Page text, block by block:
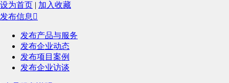
设为首页 | 加入收藏
发布信息 
发布产品与服务
发布企业动态
发布项目案例
发布企业访谈